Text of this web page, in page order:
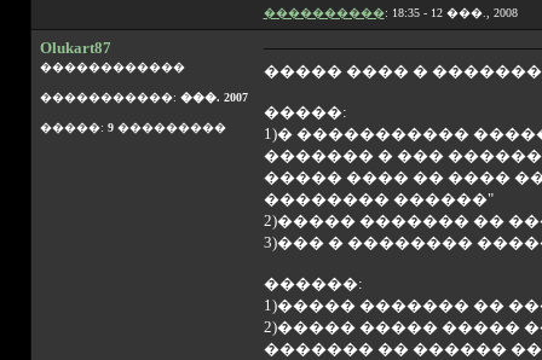
����������: 18:35 - 12 ���., 2008
Olukart87
������������
�����������: ���. 2007
�����: 9���������
����� ���� �
�����:
1)� �����������
������� � ���
����� ���� �� ����
�������� ������"
2)����� ������� ��
3)��� � ��������
������:
1)����� ������� ��
2)����� ����� �����
������� �� ������ ��